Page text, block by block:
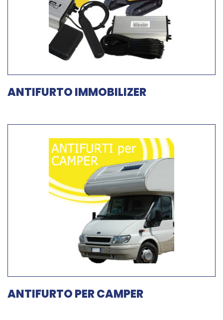
ANTIFURTO IMMOBILIZER
ANTIFURTO PER CAMPER